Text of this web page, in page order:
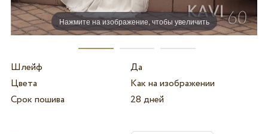
Нажмите на изображение, чтобы увеличить
Шлейф
Да
Цвета
Как на изображении
Срок пошива
28 дней